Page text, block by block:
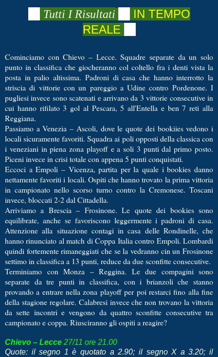
Tutti I Risultati
IN TEMPO
REALE
Cominciamo con Chievo – Lecce. Squadre separate da un solo
punto in classifica che giocheranno col coltello fra i denti vista la
posta in palio altissima. Padroni di casa che hanno interrotto la
striscia di vittorie con un pareggio a Udine contro Pordenone. I
pugliesi invece sono scatenati e arrivano da 3 vittorie consecutive in
cui hanno rifilato 3 gol al Pescara, 5 all'Entella e ben 7 reti alla
Reggiana.
Passiamo a Venezia – Ascoli, dove le quote dei bookiies vedono i
locali sicuramente favoriti. Squadra ai poli opposti della classica con
i veneziani in piena zona playoff e a soli 3 punti dal primo posto.
Piceni invece in crisi totale con appena 5 punti conquistati.
Eccoci a Empoli – Vicenza, partita per la quale i bookies danno
nettamente favoriti i locali. Ospiti che hanno trovato la prima vittoria
in campionato nello scorso turno contro la Cremonese. Toscani
invece, bloccati 2-2 dal Cittadella.
Arriviamo a Brescia – Frosinone. Le quote dei bookies sono
equilibrate, anche se favoriscono leggermente i padroni di casa.
Attenzione alla situazione contagi in casa delle Rondinelle, che
hanno rinunciato al match di Coppa Italia contro Empoli. Lombardi
quindi fortemente rimaneggiati che se la vedranno cin un Frosinone
settimo in classifica a 13 punti, reduce da due sconfitte consecutive.
Terminiamo con Monza – Reggina. Le due compagini sono
separate da tre punti in classifica, con i brianzoli che stanno
provando a entrare nella zona playoff per poi restarci fino alla fine
della stagione regolare. Calabresi invece che non trovano la vittoria
da sette incontri e vengono da quattro sconfitte consecutive tra
campionato e coppa. Riusciranno gli ospiti a reagire?
Chievo – Lecce 27/11 ore 21.00
Quote: il segno 1 è quotato a 2.90; il segno X a 3.20; il